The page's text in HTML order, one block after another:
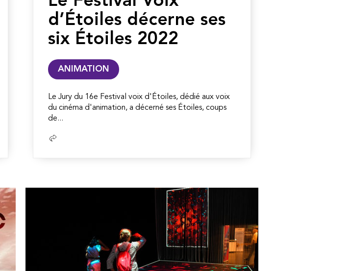
d’Étoiles décerne ses
six Étoiles 2022
ANIMATION
Le Jury du 16e Festival voix d'Étoiles, dédié aux voix
du cinéma d'animation, a décerné ses Étoiles, coups
de...
Lire